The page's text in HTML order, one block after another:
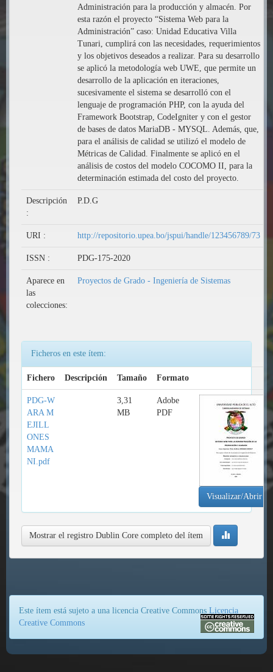
Administración para la producción y almacén. Por
esta razón el proyecto “Sistema Web para la
Administración” caso: Unidad Educativa Villa
Tunari, cumplirá con las necesidades, requerimientos
y los objetivos deseados a realizar. Para su desarrollo
se aplicó la metodología web UWE, que permite un
desarrollo de la aplicación en iteraciones,
sucesivamente el sistema se desarrolló con el
lenguaje de programación PHP, con la ayuda del
Framework Bootstrap, CodeIgniter y con el gestor
de bases de datos MariaDB - MYSQL. Además, que,
para el análisis de calidad se utilizó el modelo de
Métricas de Calidad. Finalmente se aplicó en el
análisis de costos del modelo COCOMO II, para la
determinación estimada del costo del proyecto.
Descripción
:
P.D.G
URI : http://repositorio.upea.bo/jspui/handle/123456789/73
ISSN : PDG-175-2020
Aparece en
las
colecciones:
Proyectos de Grado - Ingeniería de Sistemas
Ficheros en este ítem:
Fichero Descripción Tamaño Formato
PDG-W
ARA M
EJILL
ONES
MAMA
NI.pdf
3,31
MB
Adobe
PDF
Visualizar/Abrir
Mostrar el registro Dublin Core completo del ítem
Este ítem está sujeto a una licencia Creative Commons Licencia
Creative Commons